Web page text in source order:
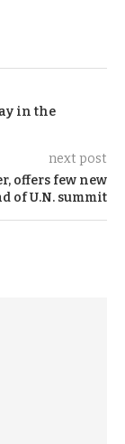
in the
next post
offers few new
of U.N. summit